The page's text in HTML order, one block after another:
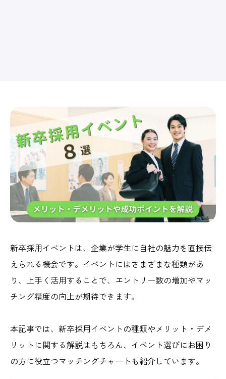
新卒採用イベントは、企業が学生に自社の魅力を直接伝
えられる機会です。イベントにはさまざまな種類があ
り、上手く活用することで、エントリー数の増加やマッ
チング精度の向上が期待できます。
本記事では、新卒採用イベントの種類やメリット・デメ
リットに関する解説はもちろん、イベント選びにお困り
の方に役立つマッチングチャートも紹介しています。